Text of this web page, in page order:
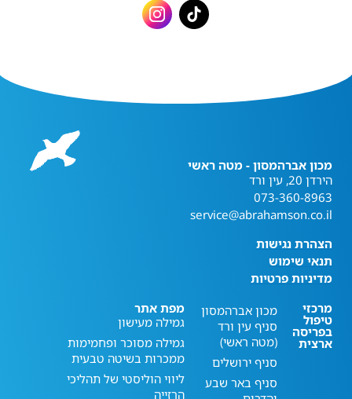
מכון אברהמסון - מטה ראשי
הירדן 20, עין ורד
073-360-8963
service@abrahamson.co.il
הצהרת נגישות
תנאי שימוש
מדיניות פרטיות
מרכזי
טיפול
בפריסה
ארצית
מכון אברהמסון
סניף עין ורד
(מטה ראשי)
סניף ירושלים
סניף באר שבע
מפת אתר
גמילה מעישון
גמילה מסוכר ופחמימות
ממכרות בשיטה טבעית
ליווי הוליסטי של תהליכי
הרזייה